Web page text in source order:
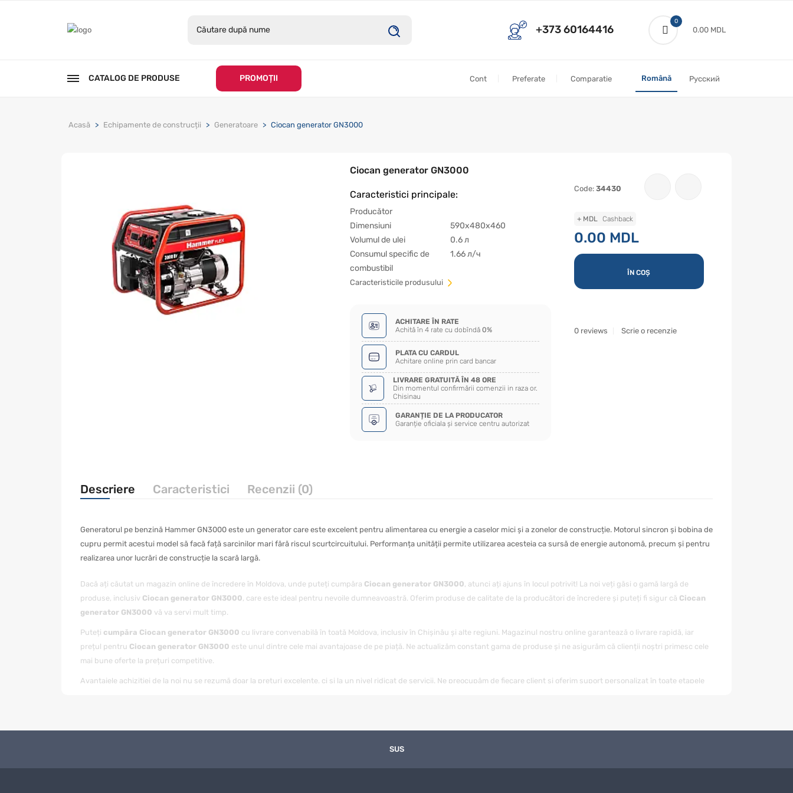
+373 60164416
0
0.00 MDL
CATALOG DE PRODUSE PROMOȚII Cont Preferate Comparatie Română Русский
Acasă Echipamente de construcții Generatoare Ciocan generator GN3000
Ciocan generator GN3000
Caracteristici principale:
Producător
Dimensiuni
590х480х460
Volumul de ulei
0.6 л
Consumul specific de
combustibil
1.66 л/ч
Сaracteristicile produsului
ACHITARE ÎN RATE
Achită în 4 rate cu dobîndă 0%
PLATA CU CARDUL
Achitare online prin card bancar
LIVRARE GRATUITĂ ÎN 48 ORE
Din momentul confirmării comenzii in raza or.
Chisinau
GARANȚIE DE LA PRODUCATOR
Garanție oficiala și service centru autorizat
Code: 34430
0.00 MDL
ÎN COȘ
0 reviews Scrie o recenzie
+ MDL Cashback
Descriere Caracteristici Recenzii (0)
Generatorul pe benzină Hammer GN3000 este un generator care este excelent pentru alimentarea cu energie a caselor mici și a zonelor de construcție. Motorul sincron și bobina de
cupru permit acestui model să facă față sarcinilor mari fără riscul scurtcircuitului. Performanța unității permite utilizarea acesteia ca sursă de energie autonomă, precum și pentru
realizarea unor lucrări de construcție la scară largă.
Dacă ați căutat un magazin online de încredere în Moldova, unde puteți cumpăra Ciocan generator GN3000, atunci ați ajuns în locul potrivit! La noi veți găsi o gamă largă de
produse, inclusiv Ciocan generator GN3000, care este ideal pentru nevoile dumneavoastră. Oferim produse de calitate de la producători de încredere și puteți fi sigur că Ciocan
generator GN3000 vă va servi mult timp.
Puteți cumpăra Ciocan generator GN3000 cu livrare convenabilă în toată Moldova, inclusiv în Chișinău și alte regiuni. Magazinul nostru online garantează o livrare rapidă, iar
prețul pentru Ciocan generator GN3000 este unul dintre cele mai avantajoase de pe piață. Ne actualizăm constant gama de produse și ne asigurăm că clienții noștri primesc cele
mai bune oferte la prețuri competitive.
Avantajele achiziției de la noi nu se rezumă doar la prețuri excelente, ci și la un nivel ridicat de servicii. Ne preocupăm de fiecare client și oferim suport personalizat în toate etapele
face procesul de achiziție și mai convenabil pentru clienții noștri. Indiferent unde vă aflați în Moldova, vă vom livraCiocan generator GN3000rapid și în siguranță.
Ciocan generator GN3000
SUS